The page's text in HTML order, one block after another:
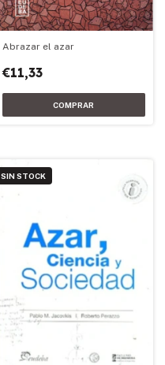
Abrazar el azar
€11,33
SIN STOCK